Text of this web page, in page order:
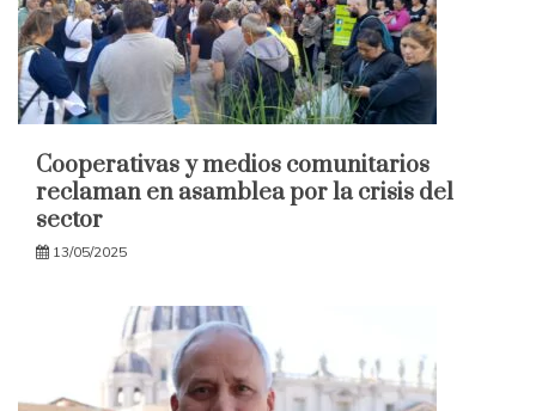
Cooperativas y medios comunitarios
reclaman en asamblea por la crisis del
sector
13/05/2025